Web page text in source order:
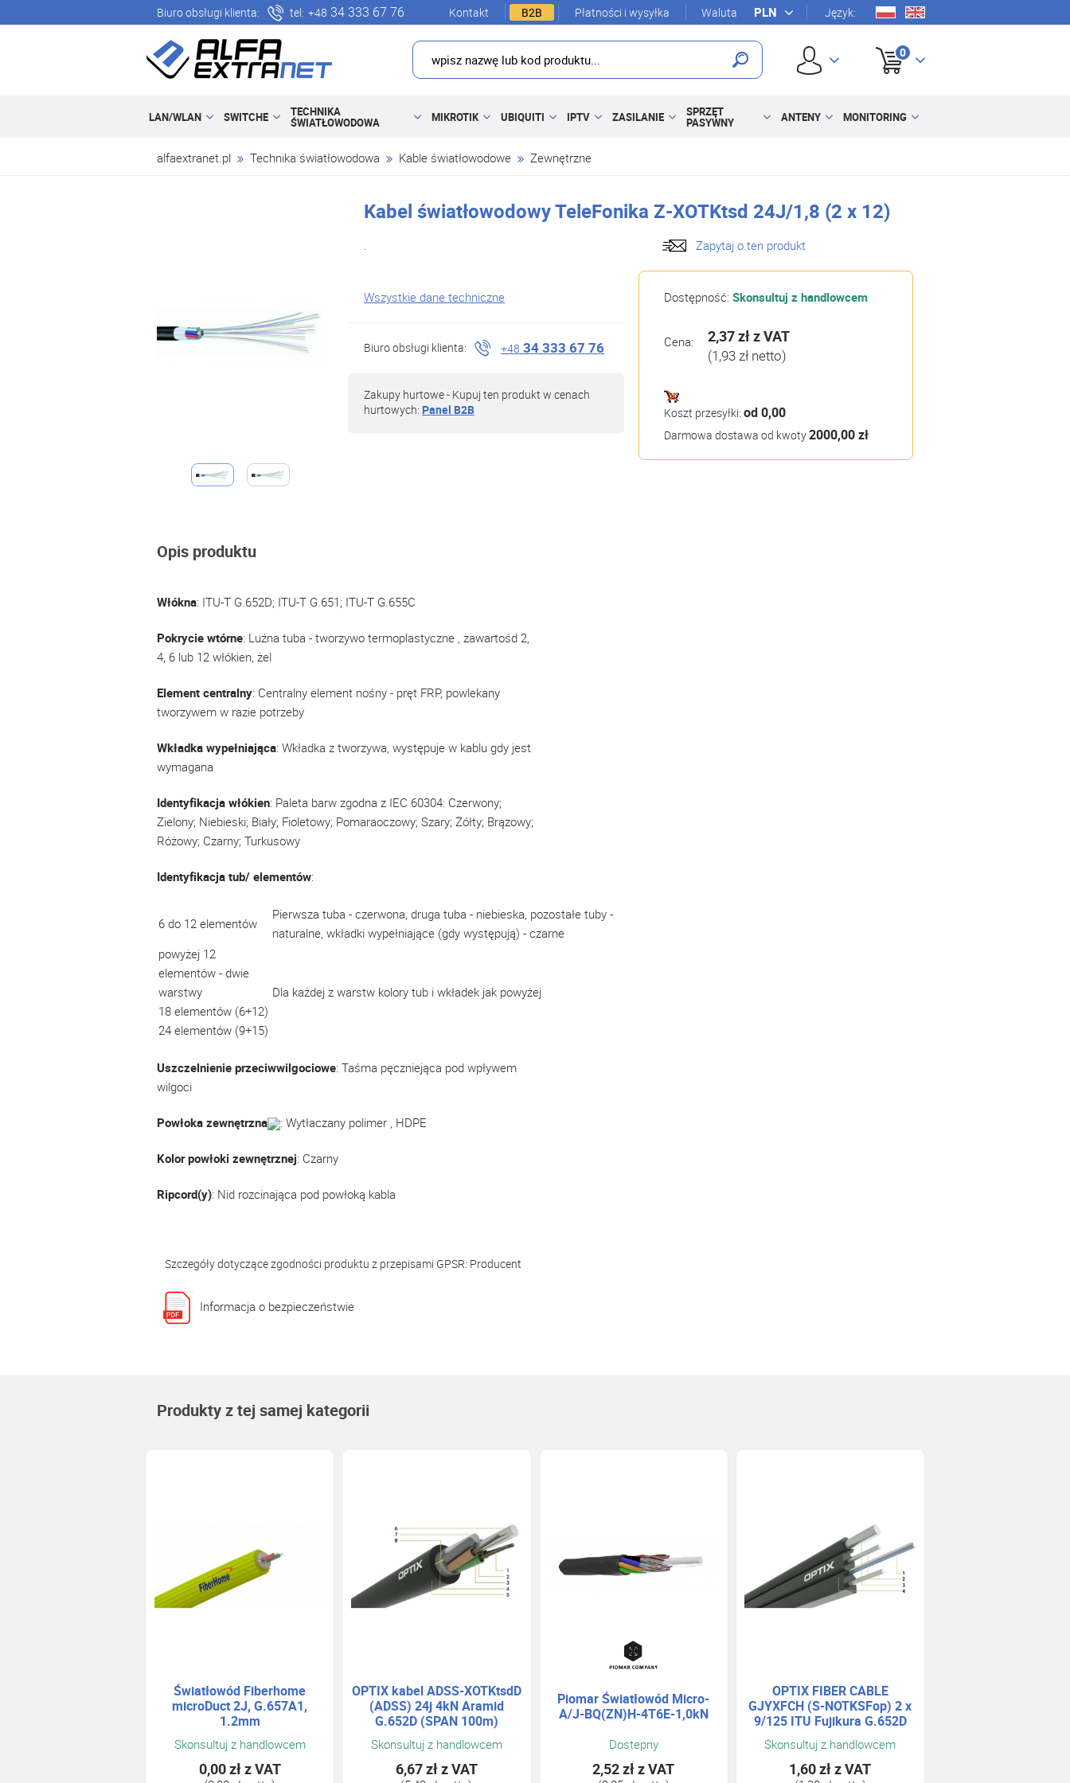
Biuro obsługi klienta: tel: +48 34 333 67 76 Kontakt B2B Płatności i wysyłka Waluta Język:
0
LAN/WLAN SWITCHE TECHNIKA
ŚWIATŁOWODOWA MIKROTIK UBIQUITI IPTV ZASILANIE SPRZĘT
PASYWNY ANTENY MONITORING
alfaextranet.pl Technika światłowodowa Kable światłowodowe Zewnętrzne
Kabel światłowodowy TeleFonika Z-XOTKtsd 24J/1,8 (2 x 12)
. Zapytaj o ten produkt
Wszystkie dane techniczne
Biuro obsługi klienta: +48 34 333 67 76
Zakupy hurtowe - Kupuj ten produkt w cenach
hurtowych: Panel B2B
Dostępność: Skonsultuj z handlowcem
Cena: 2,37 złz VAT
(1,93 zł netto)
Koszt przesyłki: od 0,00
Darmowa dostawa od kwoty2000,00 zł
Opis produktu
Włókna: ITU-T G.652D; ITU-T G.651; ITU-T G.655C
Pokrycie wtórne: Luźna tuba - tworzywo termoplastyczne , zawartośd 2,
4, 6 lub 12 włókien, żel
Element centralny: Centralny element nośny - pręt FRP, powlekany
tworzywem w razie potrzeby
Wkładka wypełniająca: Wkładka z tworzywa, występuje w kablu gdy jest
wymagana
Identyfikacja włókien: Paleta barw zgodna z IEC 60304: Czerwony;
Zielony; Niebieski; Biały; Fioletowy; Pomaraoczowy; Szary; Żółty; Brązowy;
Różowy; Czarny; Turkusowy
Identyfikacja tub/ elementów:
6 do 12 elementów
Pierwsza tuba - czerwona, druga tuba - niebieska, pozostałe tuby -
naturalne, wkładki wypełniające (gdy występują) - czarne
powyżej 12
elementów - dwie
warstwy
18 elementów (6+12)
24 elementów (9+15)
Dla każdej z warstw kolory tub i wkładek jak powyżej
Uszczelnienie przeciwwilgociowe: Taśma pęczniejąca pod wpływem
wilgoci
Powłoka zewnętrzna : Wytłaczany polimer , HDPE
Kolor powłoki zewnętrznej: Czarny
Ripcord(y): Nid rozcinająca pod powłoką kabla
Szczegóły dotyczące zgodności produktu z przepisami GPSR: Producent
Informacja o bezpieczeństwie
Produkty z tej samej kategorii
Światłowód Fiberhome
microDuct 2J, G.657A1,
1.2mm
Skonsultuj z handlowcem
0,00 złz VAT
OPTIX kabel ADSS-XOTKtsdD
(ADSS) 24j 4kN Aramid
G.652D (SPAN 100m)
Skonsultuj z handlowcem
6,67 złz VAT
Piomar Światłowód Micro-
A/J-BQ(ZN)H-4T6E-1,0kN
Dostepny
2,52 złz VAT
OPTIX FIBER CABLE
GJYXFCH (S-NOTKSFop) 2 x
9/125 ITU Fujikura G.652D
Skonsultuj z handlowcem
1,60 złz VAT